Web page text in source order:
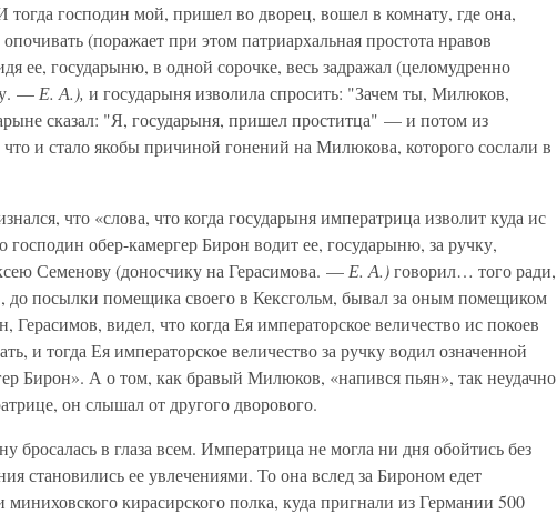
тогда господин мой, пришел во дворец, вошел в комнату, где она,
(поражает при этом патриархальная простота нравов
ее, государыню, в одной сорочке, весь задражал (целомудренно
— Е. А.), и государыня изволила спросить: "Зачем ты, Милюков,
сказал: "Я, государыня, пришел проститца" — и потом из
и стало якобы причиной гонений на Милюкова, которого сослали в
что «слова, что когда государыня императрица изволит куда ис
господин обер-камергер Бирон водит ее, государыню, за ручку,
Семенову (доносчику на Герасимова. — Е. А.)говорил… того ради,
до посылки помещика своего в Кексгольм, бывал за оным помещиком
Герасимов, видел, что когда Ея императорское величество ис покоев
и тогда Ея императорское величество за ручку водил означенной
Бирон». А о том, как бравый Милюков, «напився пьян», так неудачно
он слышал от другого дворового.
в глаза всем. Императрица не могла ни дня обойтись без
становились ее увлечениями. То она вслед за Бироном едет
кирасирского полка, куда пригнали из Германии 500